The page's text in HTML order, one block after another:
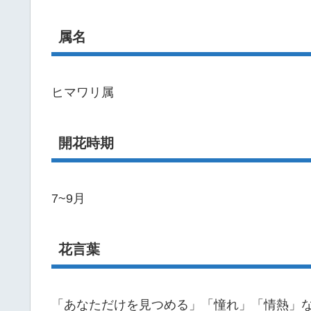
属名
ヒマワリ属
開花時期
7~9月
花言葉
「あなただけを見つめる」「憧れ」「情熱」